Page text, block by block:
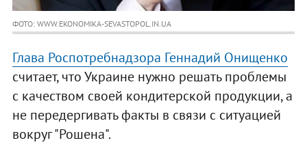
ФОТО: WWW.EKONOMIKA-SEVASTOPOL.IN.UA
Глава Роспотребнадзора Геннадий Онищенко
считает, что Украине нужно решать проблемы
с качеством своей кондитерской продукции, а
не передергивать факты в связи с ситуацией
вокруг "Рошена".